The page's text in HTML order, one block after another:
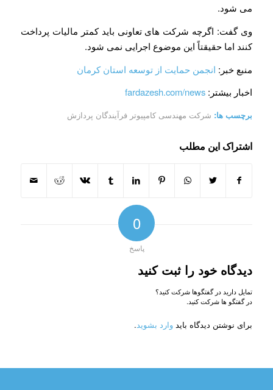
می شود.
وی گفت: اگرچه شرکت های تعاونی باید کمتر مالیات پرداخت
کنند اما حقیقتاً این موضوع اجرایی نمی شود.
منبع خبر: انجمن حمایت از توسعه استان کرمان
اخبار بیشتر: fardazesh.com/news
برچسب ها: شرکت مهندسی کامپیوتر فرآیندگان پردازش
اشتراک این مطلب
0
پاسخ
دیدگاه خود را ثبت کنید
تمایل دارید در گفتگوها شرکت کنید؟
در گفتگو ها شرکت کنید.
برای نوشتن دیدگاه باید وارد بشوید.